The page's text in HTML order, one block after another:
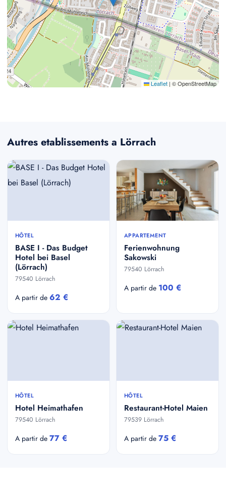
Leaflet | © OpenStreetMap
Autres etablissements a Lörrach
HÔTEL
BASE I - Das Budget
Hotel bei Basel
(Lörrach)
79540 Lörrach
A partir de 62 €
APPARTEMENT
Ferienwohnung
Sakowski
79540 Lörrach
A partir de 100 €
HÔTEL
Hotel Heimathafen
79540 Lörrach
A partir de 77 €
HÔTEL
Restaurant-Hotel Maien
79539 Lörrach
A partir de 75 €